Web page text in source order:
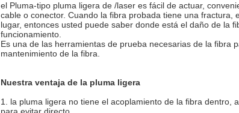
el Pluma-tipo pluma ligera de /laser es fácil de actuar,
cable o conector. Cuando la fibra probada tiene una
lugar, entonces usted puede saber donde está el daño de la
funcionamiento.
Es una de las herramientas de prueba necesarias de la fibra
mantenimiento de la fibra.
Nuestra ventaja de la pluma ligera
1. la pluma ligera no tiene el acoplamiento de la fibra